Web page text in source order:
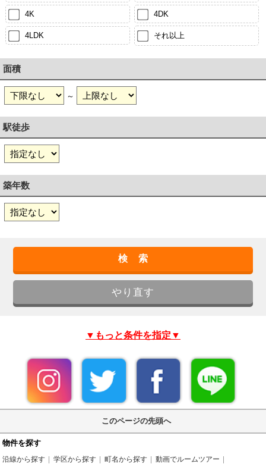
4K 4DK
4LDK それ以上
面積
～
駅徒歩
築年数
▼もっと条件を指定▼
このページの先頭へ
物件を探す
沿線から探す 学区から探す 町名から探す
動画でルームツアー